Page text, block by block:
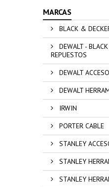
MARCAS
BLACK &
DEWALT -
REPUESTOS
DEWALT
DEWALT
IRWIN
PORTER CABLE
STANLEY
STANLEY
STANLEY